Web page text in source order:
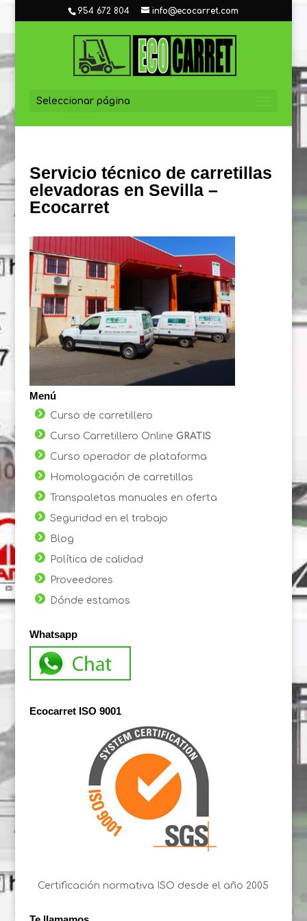
954 672 804 info@ecocarret.com
Seleccionar página
Servicio técnico de carretillas
elevadoras en Sevilla –
Ecocarret
Menú
Curso de carretillero
Curso Carretillero Online GRATIS
Curso operador de plataforma
Homologación de carretillas
Transpaletas manuales en oferta
Seguridad en el trabajo
Blog
Política de calidad
Proveedores
Dónde estamos
Whatsapp
Ecocarret ISO 9001
Certificación normativa ISO desde el año 2005